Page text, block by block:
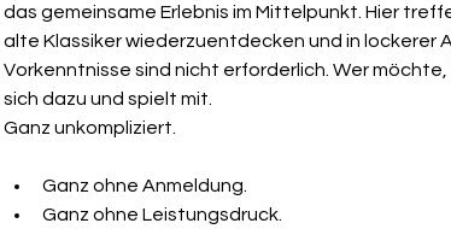
das gemeinsame Erlebnis im Mittelpunkt. Hier
alte Klassiker wiederzuentdecken und in lockerer
Vorkenntnisse sind nicht erforderlich. Wer
sich dazu und spielt mit.
Ganz unkompliziert.
Ganz ohne Anmeldung.
Ganz ohne Leistungsdruck.